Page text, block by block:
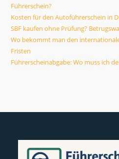
Führerschein?
Kosten für den Autoführerschein in
SBF kaufen ohne Prüfung?
Wo bekommt man den
Fristen
Führerscheinabgabe: Wo muss ich